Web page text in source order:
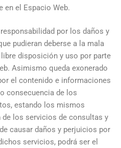
en el Espacio Web.
por los daños y
pudieran deberse a la mala
disposición y uso por parte
Asimismo queda exonerado
el contenido e informaciones
consecuencia de los
estando los mismos
los servicios de consultas y
causar daños y perjuicios por
servicios, podrá ser el